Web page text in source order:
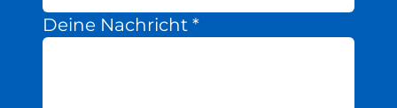
Deine Nachricht *